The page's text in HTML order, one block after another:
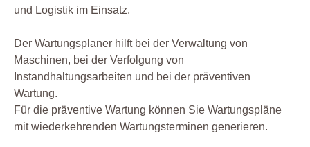
und Logistik im Einsatz.
Der Wartungsplaner hilft bei der Verwaltung von
Maschinen, bei der Verfolgung von
Instandhaltungsarbeiten und bei der präventiven
Wartung.
Für die präventive Wartung können Sie Wartungspläne
mit wiederkehrenden Wartungsterminen generieren.